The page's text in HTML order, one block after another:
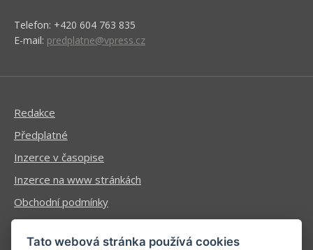
Telefon: +420 604 763 835
E-mail: predplatne@vpress.cz
Redakce
Předplatné
Inzerce v časopise
Inzerce na www stránkách
Obchodní podmínky
Ochrana osobních údajů
Tato webová stránka používá cookies